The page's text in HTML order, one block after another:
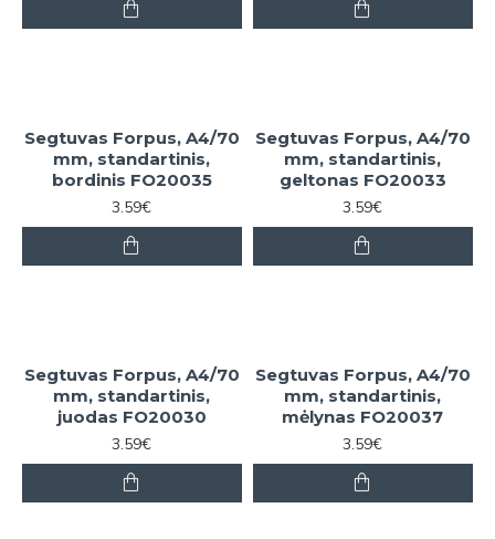
Segtuvas Forpus, A4/70
mm, standartinis,
bordinis FO20035
3.59€
Segtuvas Forpus, A4/70
mm, standartinis,
geltonas FO20033
3.59€
Segtuvas Forpus, A4/70
mm, standartinis,
juodas FO20030
3.59€
Segtuvas Forpus, A4/70
mm, standartinis,
mėlynas FO20037
3.59€